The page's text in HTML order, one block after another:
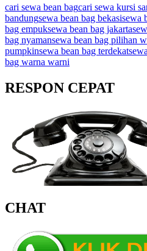
cari sewa bean bagcari sewa kursi
bandungsewa bean bag bekasisewa
bag empuksewa bean bag jakarta
bag nyamansewa bean bag pilihan
pumpkinsewa bean bag terdekat
bag warna warni
RESPON CEPAT
CHAT